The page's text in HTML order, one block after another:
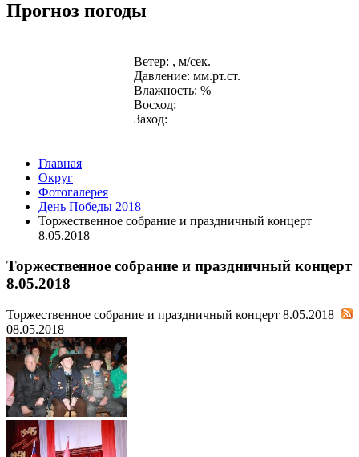
Прогноз погоды
Ветер: , м/сек.
Давление: мм.рт.ст.
Влажность: %
Восход:
Заход:
Главная
Округ
Фотогалерея
День Победы 2018
Торжественное собрание и праздничный концерт
8.05.2018
Торжественное собрание и праздничный концерт
8.05.2018
Торжественное собрание и праздничный концерт 8.05.2018
08.05.2018